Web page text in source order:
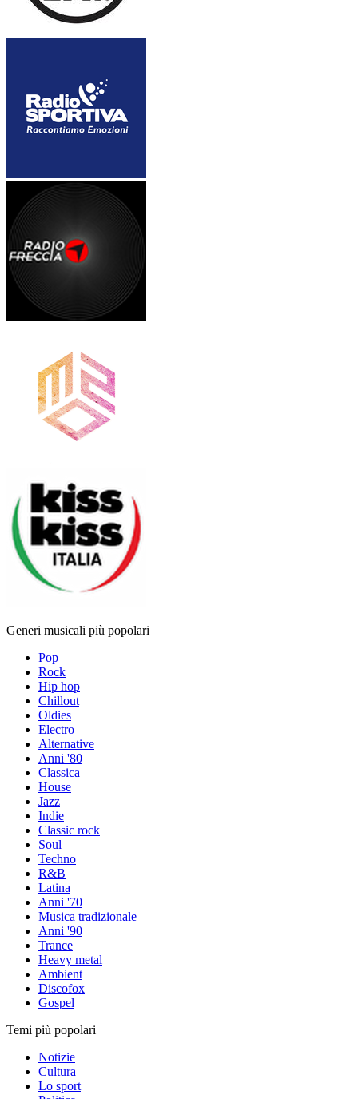
Generi musicali più popolari
Pop
Rock
Hip hop
Chillout
Oldies
Electro
Alternative
Anni '80
Classica
House
Jazz
Indie
Classic rock
Soul
Techno
R&B
Latina
Anni '70
Musica tradizionale
Anni '90
Trance
Heavy metal
Ambient
Discofox
Gospel
Temi più popolari
Notizie
Cultura
Lo sport